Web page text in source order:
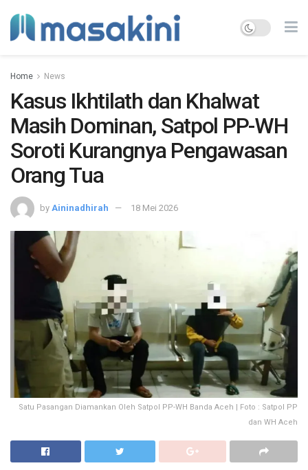
Home News
Kasus Ikhtilath dan Khalwat
Masih Dominan, Satpol PP-WH
Soroti Kurangnya Pengawasan
Orang Tua
by Aininadhirah 18 Mei 2026
Satu Pasangan Diamankan Oleh Satpol PP-WH Banda Aceh | Foto : Satpol PP
dan WH Aceh